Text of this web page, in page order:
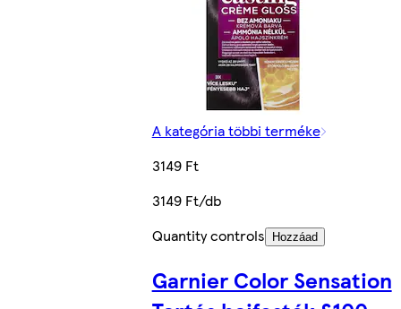
A kategória többi terméke
3149 Ft
3149 Ft/db
Quantity controls
Hozzáad
Garnier Color Sensation